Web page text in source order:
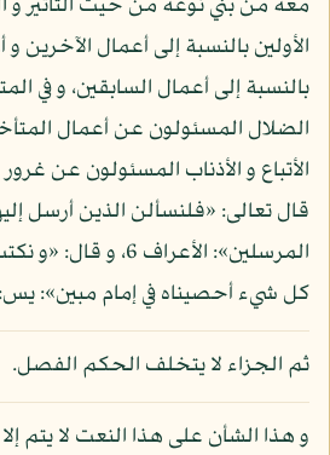
معه من بني نوعه من حيث التأثير و
الأولين بالنسبة إلى أعمال الآخرين
بالنسبة إلى أعمال السابقين، و في
الضلال المسئولون عن أعمال
الأتباع و الأذناب المسئولون عن
قال تعالى: «فلنسألن الذين أرسل
المرسلين»: الأعراف
كل شيء أحصيناه في إمام مبين»: يس: 12.
ثم الجزاء لا يتخلف الحكم الفصل.
و هذا الشأن على هذا النعت لا يتم